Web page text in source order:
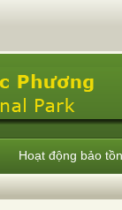
Hoạt động bảo tồn